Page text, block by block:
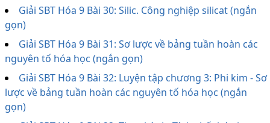
Giải SBT Hóa 9 Bài 30: Silic. Công nghiệp silicat (ngắn
gọn)
Giải SBT Hóa 9 Bài 31: Sơ lược về bảng tuần hoàn các
nguyên tố hóa học (ngắn gọn)
Giải SBT Hóa 9 Bài 32: Luyện tập chương 3: Phi kim - Sơ
lược về bảng tuần hoàn các nguyên tố hóa học (ngắn
gọn)